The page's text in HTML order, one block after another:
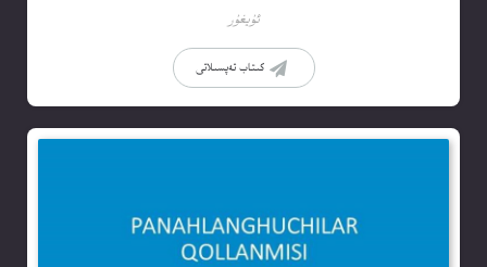
ئۇيغۇر
كىتاب تەپسىلاتى